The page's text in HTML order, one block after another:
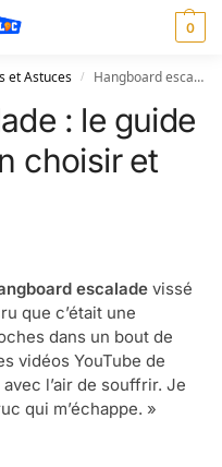
0
et Astuces / Hangboard escalade : le guide complet pour bien choisir et s’entraîner
: le guide
choisir et
escalade vissé
que c’était une
dans un bout de
vidéos YouTube de
l’air de souffrir. Je
qui m’échappe. »